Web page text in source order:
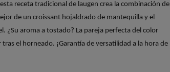
receta tradicional de laugen crea la combinación de
de un croissant hojaldrado de mantequilla y el
¿Su aroma a tostado? La pareja perfecta del color
el horneado. ¡Garantía de versatilidad a la hora de